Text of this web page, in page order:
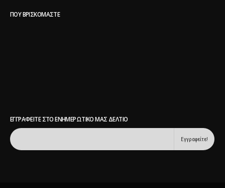
ΠΟΥ ΒΡΙΣΚΌΜΑΣΤΕ
ΕΓΓΡΑΦΕΊΤΕ ΣΤΟ ΕΝΗΜΕΡΩΤΙΚΌ ΜΑΣ ΔΕΛΤΊΟ